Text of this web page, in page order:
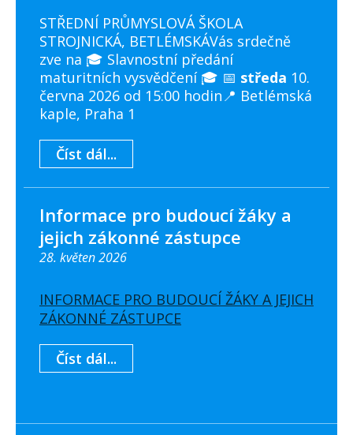
STŘEDNÍ PRŮMYSLOVÁ ŠKOLA
STROJNICKÁ, BETLÉMSKÁVás srdečně
zve na 🎓 Slavnostní předání
maturitních vysvědčení 🎓 📅 středa 10.
června 2026 od 15:00 hodin📍 Betlémská
kaple, Praha 1
Číst dál...
Informace pro budoucí žáky a
jejich zákonné zástupce
28. květen 2026
INFORMACE PRO BUDOUCÍ ŽÁKY A JEJICH
ZÁKONNÉ ZÁSTUPCE
Číst dál...